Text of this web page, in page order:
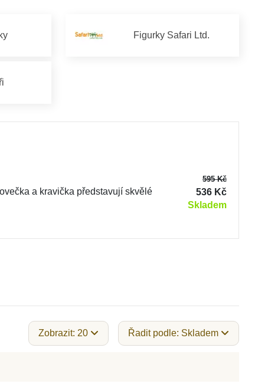
Figurky Safari Ltd.
a kravička představují skvělé
595 Kč
536 Kč
Skladem
Zobrazit: 20 Řadit podle: Skladem